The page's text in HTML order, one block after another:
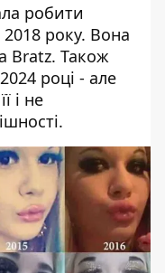
робити
року. Вона
Bratz. Також
році - але
і не